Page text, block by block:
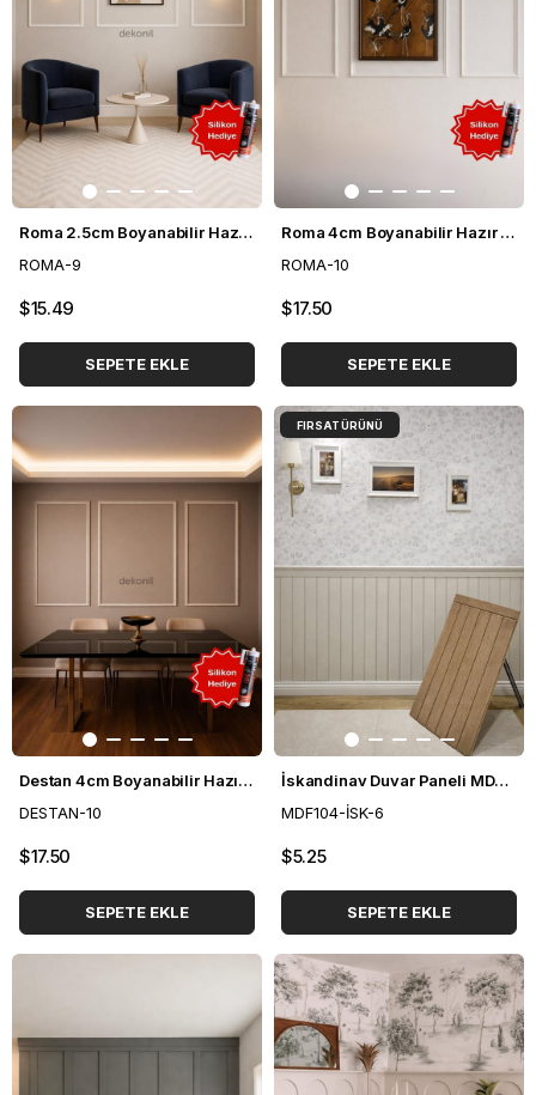
Roma 2.5cm Boyanabilir Hazır Kesilmiş Duvar Çıtası Paketi 3'lü (120*50 cm)
ROMA-9
$15.49
SEPETE EKLE
Roma 4cm Boyanabilir Hazır Kesilmiş Duvar Çıtası Paketi 3'lü (120cm*50cm)
ROMA-10
$17.50
SEPETE EKLE
Destan 4cm Boyanabilir Hazır Kesilmiş Duvar Çıtası Paketi 3'lü (120cm*50cm)
DESTAN-10
$17.50
SEPETE EKLE
İskandinav Duvar Paneli MDF 54*104 cm
MDF104-İSK-6
$5.25
SEPETE EKLE
FIRSAT ÜRÜNÜ